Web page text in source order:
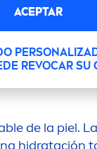
ACEPTAR
REVOCAR
respuestas a
de la piel.
hidratación